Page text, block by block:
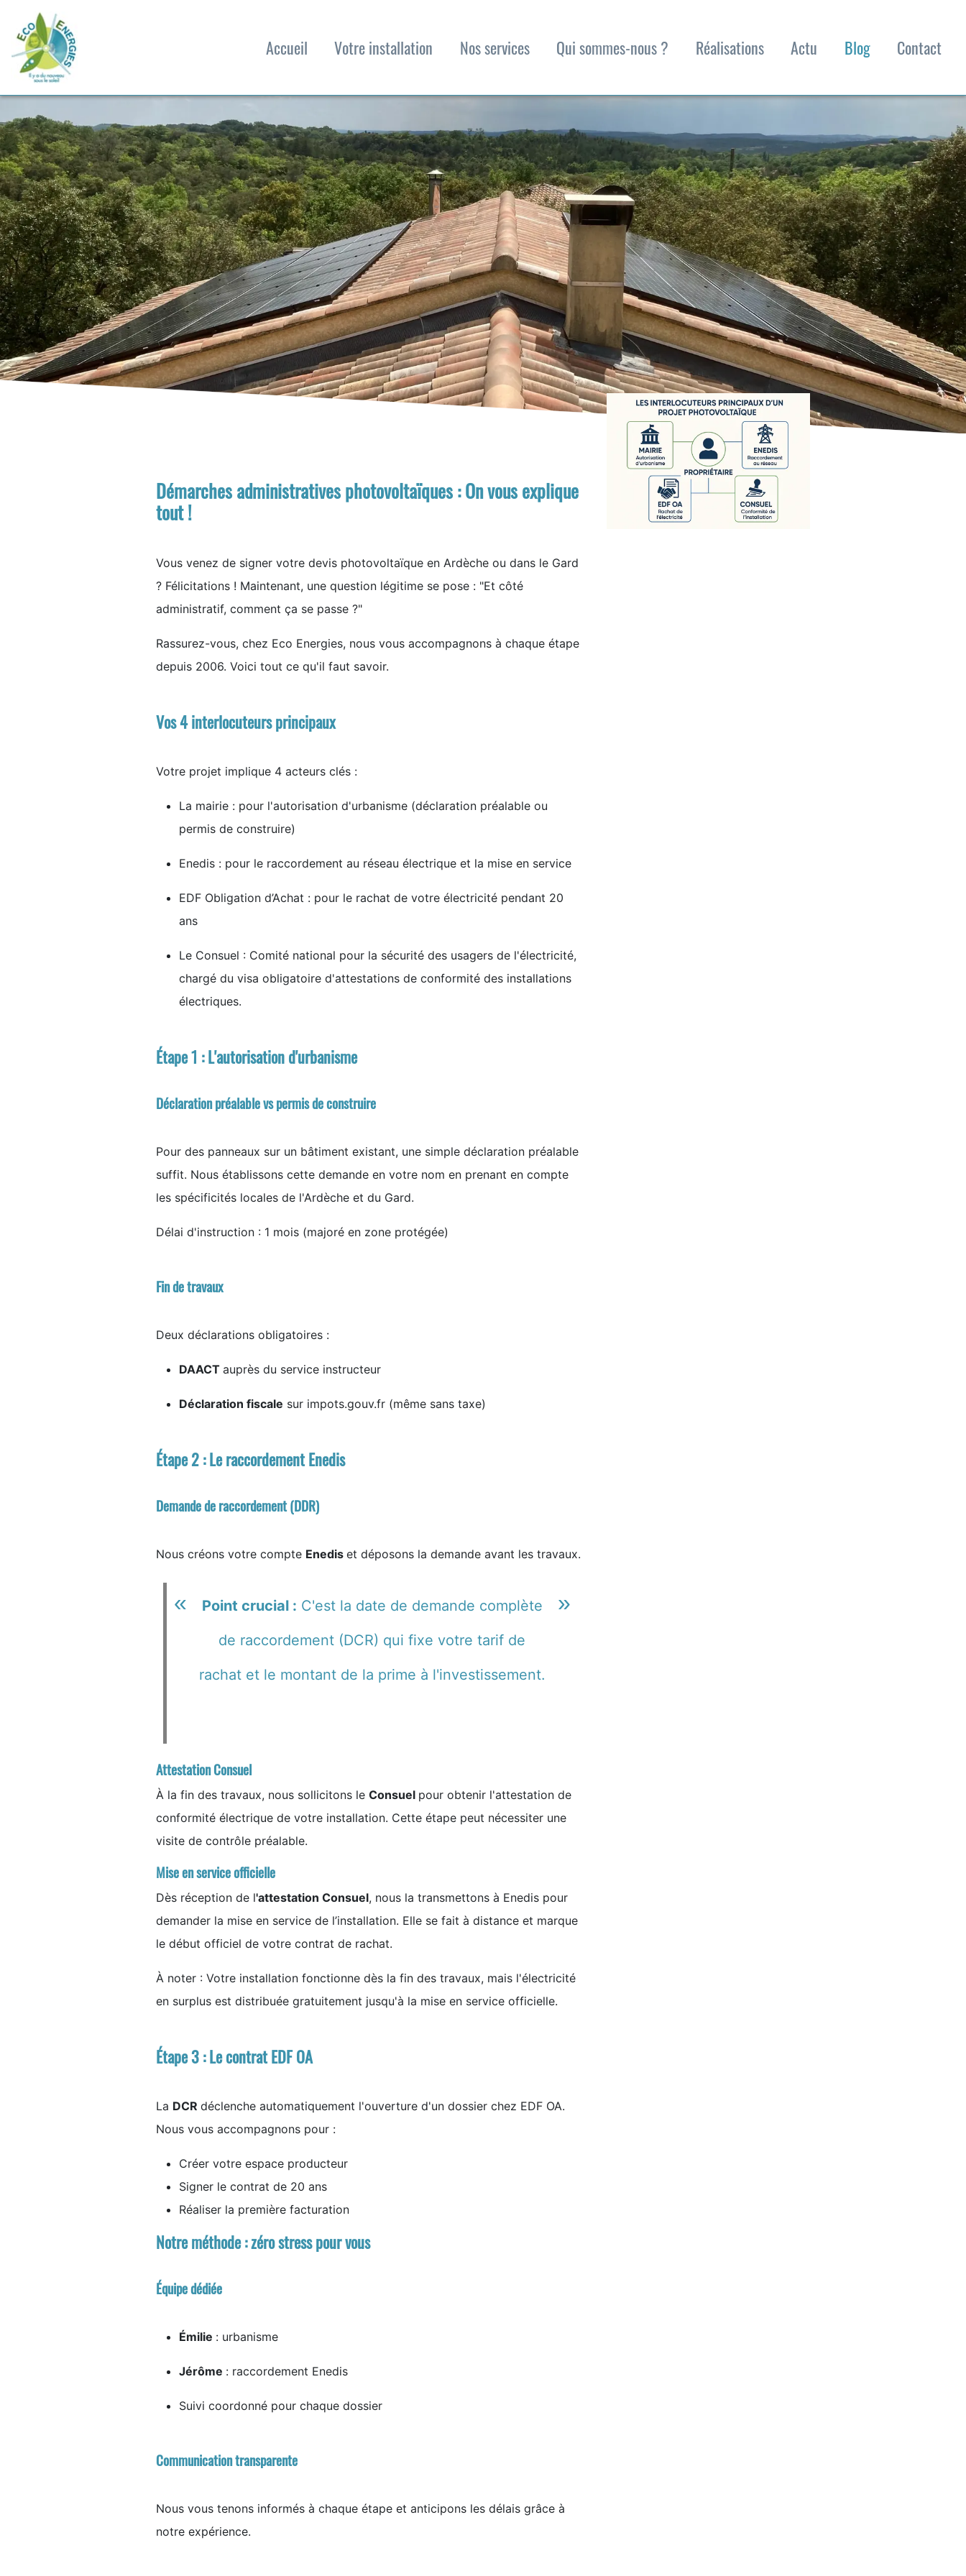
Accueil Votre installation Nos services Qui sommes-nous ? Réalisations Actu Blog Contact
Démarches administratives photovoltaïques : On vous explique
tout !
Vous venez de signer votre devis photovoltaïque en Ardèche ou dans le Gard
? Félicitations ! Maintenant, une question légitime se pose : "Et côté
administratif, comment ça se passe ?"
Rassurez-vous, chez Eco Energies, nous vous accompagnons à chaque étape
depuis 2006. Voici tout ce qu'il faut savoir.
Vos 4 interlocuteurs principaux
Votre projet implique 4 acteurs clés :
La mairie : pour l'autorisation d'urbanisme (déclaration préalable ou
permis de construire)
Enedis : pour le raccordement au réseau électrique et la mise en service
EDF Obligation d’Achat : pour le rachat de votre électricité pendant 20
ans
Le Consuel : Comité national pour la sécurité des usagers de l'électricité,
chargé du visa obligatoire d'attestations de conformité des installations
électriques.
Étape 1 : L'autorisation d'urbanisme
Déclaration préalable vs permis de construire
Pour des panneaux sur un bâtiment existant, une simple déclaration préalable
suffit. Nous établissons cette demande en votre nom en prenant en compte
les spécificités locales de l'Ardèche et du Gard.
Délai d'instruction : 1 mois (majoré en zone protégée)
Fin de travaux
Deux déclarations obligatoires :
DAACT auprès du service instructeur
Déclaration fiscale sur impots.gouv.fr (même sans taxe)
Étape 2 : Le raccordement Enedis
Demande de raccordement (DDR)
Nous créons votre compte Enedis et déposons la demande avant les travaux.
Point crucial : C'est la date de demande complète
de raccordement (DCR) qui fixe votre tarif de
rachat et le montant de la prime à l'investissement.
Attestation Consuel
À la fin des travaux, nous sollicitons le Consuel pour obtenir l'attestation de
conformité électrique de votre installation. Cette étape peut nécessiter une
visite de contrôle préalable.
Mise en service officielle
Dès réception de l'attestation Consuel, nous la transmettons à Enedis pour
demander la mise en service de l’installation. Elle se fait à distance et marque
le début officiel de votre contrat de rachat.
À noter : Votre installation fonctionne dès la fin des travaux, mais l'électricité
en surplus est distribuée gratuitement jusqu'à la mise en service officielle.
Étape 3 : Le contrat EDF OA
La DCR déclenche automatiquement l'ouverture d'un dossier chez EDF OA.
Nous vous accompagnons pour :
Créer votre espace producteur
Signer le contrat de 20 ans
Réaliser la première facturation
Notre méthode : zéro stress pour vous
Équipe dédiée
Émilie : urbanisme
Jérôme : raccordement Enedis
Suivi coordonné pour chaque dossier
Communication transparente
Nous vous tenons informés à chaque étape et anticipons les délais grâce à
notre expérience.
Panneau de gestion des cookies